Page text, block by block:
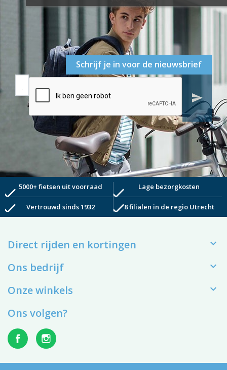
Schrijf je in voor de nieuwsbrief
send
check5000+ fietsen uit voorraad check Lage bezorgkosten
check Vertrouwd sinds 1932 check8 filialen in de regio Utrecht
Direct rijden en kortingen 
Ons bedrijf 
Onze winkels 
Ons volgen?